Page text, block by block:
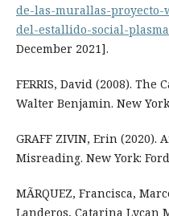
de-las-murallas-
del-estallido-social-
December 2021].
FERRIS, David (2008).
Walter Benjamin. New
GRAFF ZIVIN, Erin (2020).
Misreading. New York:
MÃRQUEZ, Francisca,
Landeros, Catarina Lycan